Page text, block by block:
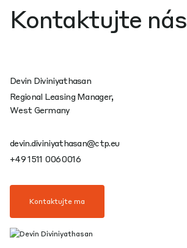
Kontaktujte nás
Devin Diviniyathasan
Regional Leasing Manager,
West Germany
devin.diviniyathasan@ctp.eu
+49 1511 0060016
Kontaktujte ma